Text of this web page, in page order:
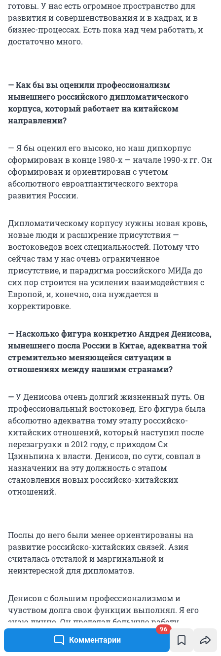
Комментарии
96
готовы. У нас есть огромное пространство для
развития и совершенствования и в кадрах, и в
бизнес-процессах. Есть пока над чем работать, и
достаточно много.
— Как бы вы оценили профессионализм
нынешнего российского дипломатического
корпуса, который работает на китайском
направлении?
— Я бы оценил его высоко, но наш дипкорпус
сформирован в конце 1980-х — начале 1990-х гг. Он
сформирован и ориентирован с учетом
абсолютного евроатлантического вектора
развития России.
Дипломатическому корпусу нужны новая кровь,
новые люди и расширение присутствия —
востоковедов всех специальностей. Потому что
сейчас там у нас очень ограниченное
присутствие, и парадигма российского МИДа до
сих пор строится на усилении взаимодействия с
Европой, и, конечно, она нуждается в
корректировке.
— Насколько фигура конкретно Андрея Денисова,
нынешнего посла России в Китае, адекватна той
стремительно меняющейся ситуации в
отношениях между нашими странами?
—У Денисова очень долгий жизненный путь. Он
профессиональный востоковед. Его фигура была
абсолютно адекватна тому этапу российско-
китайских отношений, который наступил после
перезагрузки в 2012 году, с приходом Си
Цзиньпина к власти. Денисов, по сути, совпал в
назначении на эту должность с этапом
становления новых российско-китайских
отношений.
Послы до него были менее ориентированы на
развитие российско-китайских связей. Азия
считалась отсталой и маргинальной и
неинтересной для дипломатов.
Денисов с большим профессионализмом и
чувством долга свои функции выполнял. Я его
знаю лично. Он проделал большую работу,
несмотря на сложные условия и, возможно, даже
в отсутствие где-то кадров, в том числе в